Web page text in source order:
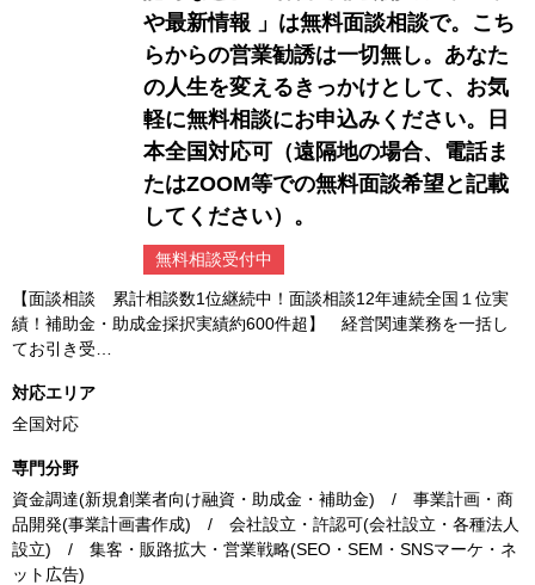
や最新情報 」は無料面談相談で。こち
らからの営業勧誘は一切無し。あなた
の人生を変えるきっかけとして、お気
軽に無料相談にお申込みください。日
本全国対応可（遠隔地の場合、電話ま
たはZOOM等での無料面談希望と記載
してください）。
無料相談受付中
【面談相談 累計相談数1位継続中！面談相談12年連続全国１位実
績！補助金・助成金採択実績約600件超】 経営関連業務を一括し
てお引き受…
対応エリア
全国対応
専門分野
資金調達(新規創業者向け融資・助成金・補助金) / 事業計画・商
品開発(事業計画書作成) / 会社設立・許認可(会社設立・各種法人
設立) / 集客・販路拡大・営業戦略(SEO・SEM・SNSマーケ・ネ
ット広告)